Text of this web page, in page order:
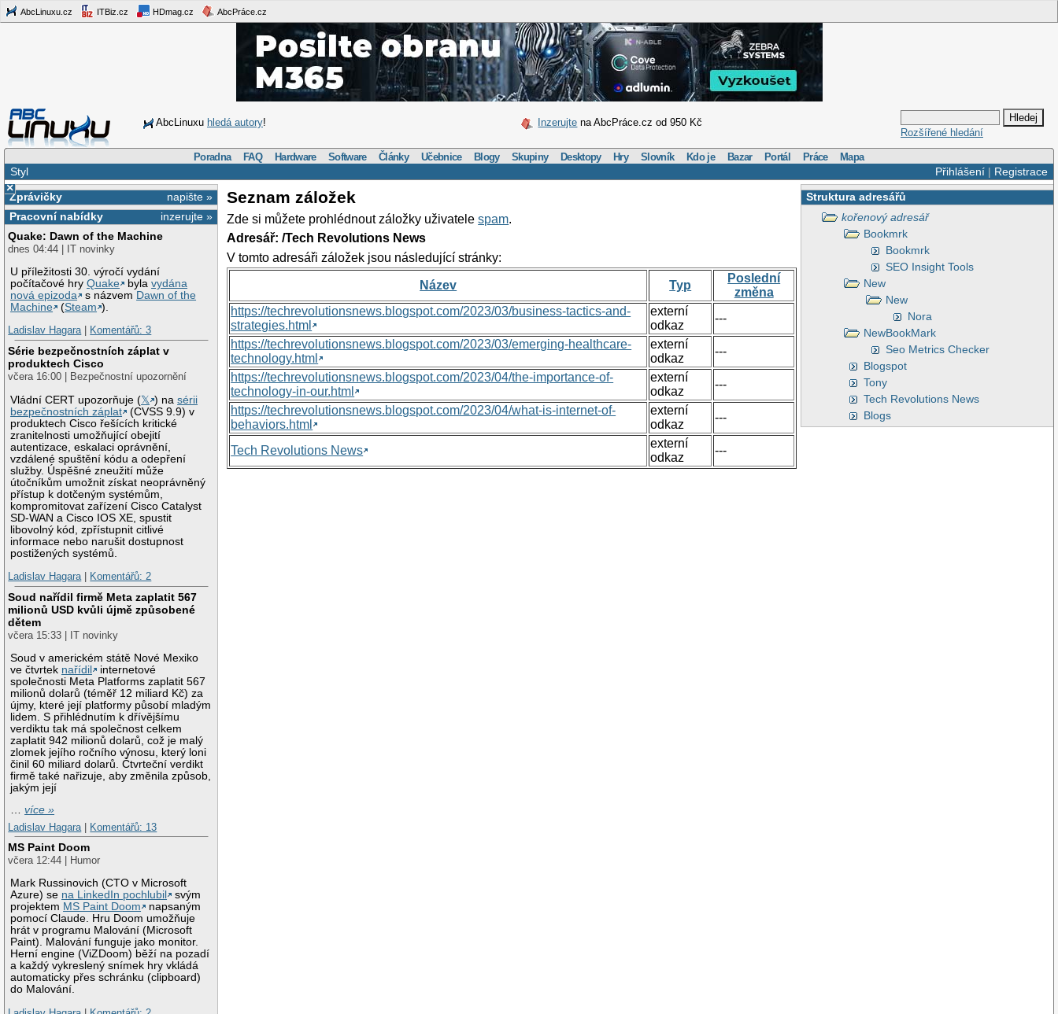
AbcLinuxu.cz ITBiz.cz HDmag.cz AbcPráce.cz
AbcLinuxu hledá autory! Inzerujte na AbcPráce.cz od 950 Kč
Rozšířené hledání
Poradna FAQ Hardware Software Články Učebnice Blogy Skupiny Desktopy Hry Slovník Kdo je Bazar Portál Práce Mapa
Přihlášení| Registrace
Styl
×
napište »
Zprávičky
inzerujte »
Pracovní nabídky
Quake: Dawn of the Machine
dnes 04:44 | IT novinky
U příležitosti 30. výročí vydání
počítačové hryQuake bylavydána
nová epizoda
s názvem Dawn of the
Machine
(Steam ).
Ladislav Hagara| Komentářů: 3
Série bezpečnostních záplat v
produktech Cisco
včera 16:00 | Bezpečnostní upozornění
Vládní CERT upozorňuje (𝕏 ) nasérii
bezpečnostních záplat
(CVSS 9.9) v
produktech Cisco řešících kritické
zranitelnosti umožňující obejití
autentizace, eskalaci oprávnění,
vzdálené spuštění kódu a odepření
služby. Úspěšné zneužití může
útočníkům umožnit získat neoprávněný
přístup k dotčeným systémům,
kompromitovat zařízení Cisco Catalyst
SD-WAN a Cisco IOS XE, spustit
libovolný kód, zpřístupnit citlivé
informace nebo narušit dostupnost
postižených systémů.
Ladislav Hagara| Komentářů: 2
Soud nařídil firmě Meta zaplatit 567
milionů USD kvůli újmě způsobené
dětem
včera 15:33 | IT novinky
Soud v americkém státě Nové Mexiko
ve čtvrtek nařídil
internetové
společnosti Meta Platforms zaplatit 567
milionů dolarů (téměř 12 miliard Kč) za
újmy, které její platformy působí mladým
lidem. S přihlédnutím k dřívějšímu
verdiktu tak má společnost celkem
zaplatit 942 milionů dolarů, což je malý
zlomek jejího ročního výnosu, který loni
činil 60 miliard dolarů. Čtvrteční verdikt
firmě také nařizuje, aby změnila způsob,
jakým její
…více »
Ladislav Hagara
Komentářů: 13
MS Paint Doom
včera 12:44 | Humor
Mark Russinovich (CTO v Microsoft
Azure) se na LinkedIn pochlubil
svým
projektem MS Paint Doom
napsaným
pomocí Claude. Hru Doom umožňuje
hrát v programu Malování (Microsoft
Paint). Malování funguje jako monitor.
Herní engine (ViZDoom) běží na pozadí
a každý vykreslený snímek hry vkládá
automaticky přes schránku (clipboard)
do Malování.
Struktura adresářů
kořenový adresář
Bookmrk
Bookmrk
SEO Insight Tools
New
New
Nora
NewBookMark
Seo Metrics Checker
Blogspot
Tony
Tech Revolutions News
Blogs
Seznam záložek
Zde si můžete prohlédnout záložky uživatelespam.
Adresář: /Tech Revolutions News
V tomto adresáři záložek jsou následující stránky:
Název Typ
Poslední
změna
https://techrevolutionsnews.blogspot.com/2023/03/business-tactics-and-
strategies.html
externí
odkaz
---
https://techrevolutionsnews.blogspot.com/2023/03/emerging-healthcare-
technology.html
externí
odkaz
---
https://techrevolutionsnews.blogspot.com/2023/04/the-importance-of-
technology-in-our.html
externí
odkaz
---
https://techrevolutionsnews.blogspot.com/2023/04/what-is-internet-of-
behaviors.html
externí
odkaz
---
Tech Revolutions News
externí
odkaz
---